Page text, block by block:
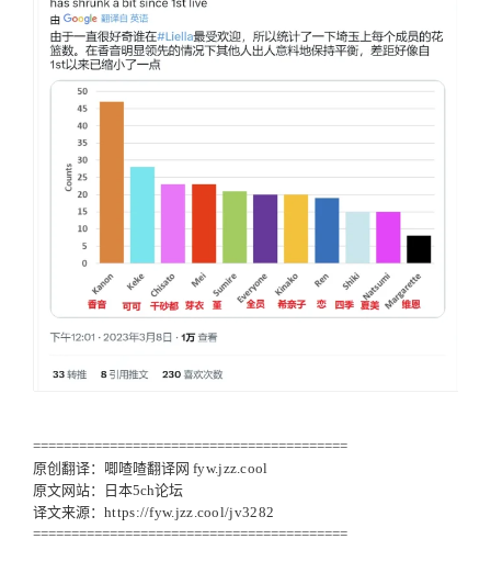
=========================================
原创翻译：唧喳喳翻译网 fyw.jzz.cool
原文网站：日本5ch论坛
译文来源： https://fyw.jzz.cool/jv3282
=========================================